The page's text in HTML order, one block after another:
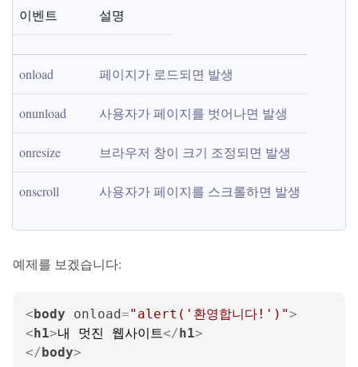
이벤트 설명
onload 페이지가 로드되면 발생
onunload 사용자가 페이지를 벗어나면 발생
onresize 브라우저 창이 크기 조정되면 발생
onscroll 사용자가 페이지를 스크롤하면 발생
예제를 보겠습니다:
<body onload="alert('환영합니다!')">
<h1>내 멋진 웹사이트</h1>
</body>